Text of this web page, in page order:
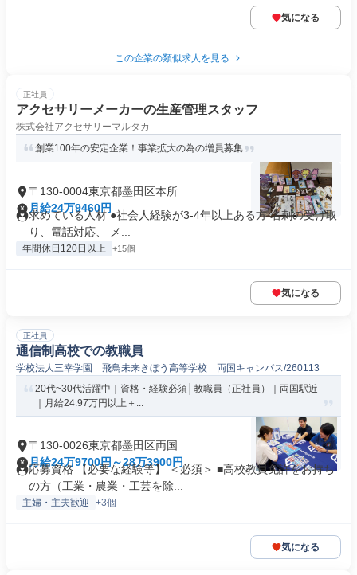
気になる
この企業の類似求人を見る
正社員
アクセサリーメーカーの生産管理スタッフ
株式会社アクセサリーマルタカ
創業100年の安定企業！事業拡大の為の増員募集
〒130-0004東京都墨田区本所
月給24万9460円
求めている人材 ●社会人経験が3-4年以上ある方 名刺の受け取
り、電話対応、 メ...
年間休日120日以上 +15個
気になる
正社員
通信制高校での教職員
学校法人三幸学園 飛鳥未来きぼう高等学校 両国キャンパス/260113
20代~30代活躍中｜資格・経験必須│教職員（正社員）｜両国駅近
｜月給24.97万円以上＋...
〒130-0026東京都墨田区両国
月給24万9700円～28万3900円
応募資格 【必要な経験等】 ＜必須＞ ■高校教員免許をお持ち
の方（工業・農業・工芸を除...
主婦・主夫歓迎 +3個
気になる